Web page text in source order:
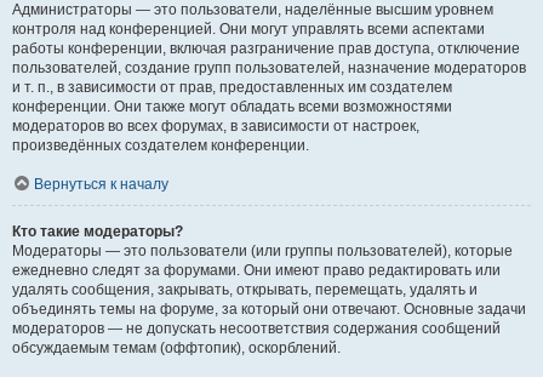
Администраторы — это пользователи, наделённые высшим уровнем
контроля над конференцией. Они могут управлять всеми аспектами
работы конференции, включая разграничение прав доступа, отключение
пользователей, создание групп пользователей, назначение модераторов
и т. п., в зависимости от прав, предоставленных им создателем
конференции. Они также могут обладать всеми возможностями
модераторов во всех форумах, в зависимости от настроек,
произведённых создателем конференции.
Вернуться к началу
Кто такие модераторы?
Модераторы — это пользователи (или группы пользователей), которые
ежедневно следят за форумами. Они имеют право редактировать или
удалять сообщения, закрывать, открывать, перемещать, удалять и
объединять темы на форуме, за который они отвечают. Основные задачи
модераторов — не допускать несоответствия содержания сообщений
обсуждаемым темам (оффтопик), оскорблений.